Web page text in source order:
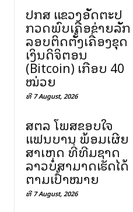
ປກສ ແຂວງອັດຕະປື
ກວດພົບເຄືອຂ່າຍລັກ
ລອບຕິດຕັ້ງເຄື່ອງຂຸດ
ເງິນດິຈິຕອນ
(Bitcoin) ເກືອບ 40
ໝ່ວຍ
ທີ 7 August, 2026
ສຕລ ໂພສຂອບໃຈ
ແຟນບານ ພ້ອມເຜີຍ
ສາເຫດ ທີ່ທີມຊາດ
ລາວບໍ່ສາມາດເຮັດໄດ້
ຕາມເປົ້າໝາຍ
ທີ 7 August, 2026